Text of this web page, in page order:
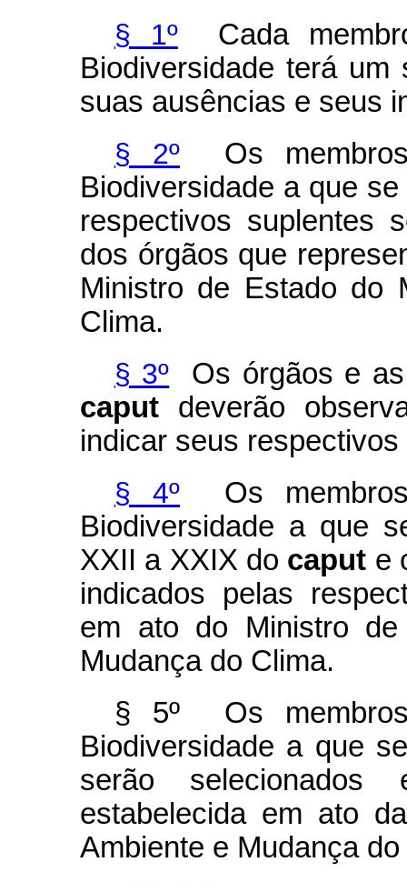
§ 1ºCada
Biodiversidade terá
suas ausências e seus
§ 2º Os
Biodiversidade a que
respectivos suplentes
dos órgãos que
Ministro de Estado do
Clima.
§ 3º Os órgãos e
caput deverão
indicar seus
§ 4º Os
Biodiversidade a que
XXII a XXIX do caput e
indicados pelas
em ato do Ministro
Mudança do Clima.
§ 5º Os
Biodiversidade a que
serão selecionados
estabelecida em ato
Ambiente e Mudança